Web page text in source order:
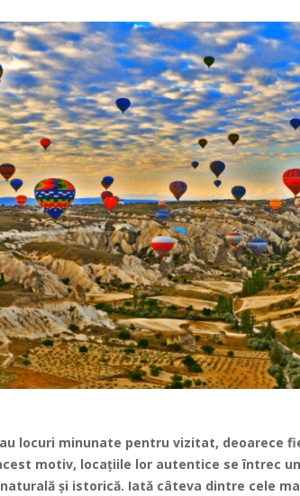
locuri minunate pentru vizitat, deoarece
motiv, locațiile lor autentice se întrec
și istorică. Iată câteva dintre cele